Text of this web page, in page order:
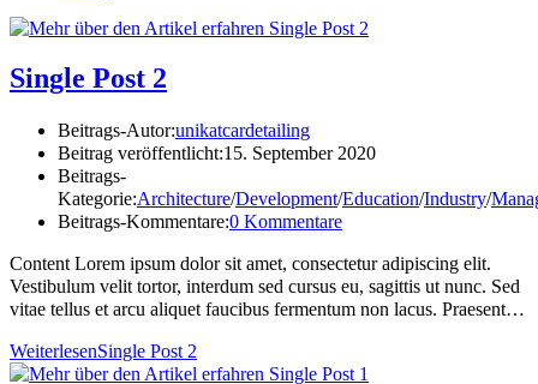
Single Post 2
Beitrags-Autor:unikatcardetailing
Beitrag veröffentlicht:15. September 2020
Beitrags-
Kategorie:Architecture/Development/Education/Industry/
Beitrags-Kommentare:0 Kommentare
Content Lorem ipsum dolor sit amet, consectetur adipiscing elit.
Vestibulum velit tortor, interdum sed cursus eu, sagittis ut nunc. Sed
vitae tellus et arcu aliquet faucibus fermentum non lacus. Praesent…
WeiterlesenSingle Post 2